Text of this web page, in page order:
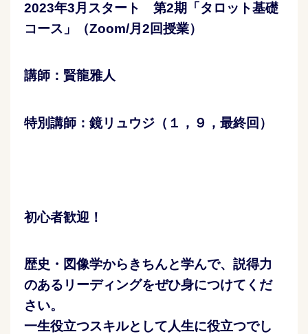
2023年3月スタート 第2期「タロット基礎
コース」（Zoom/月2回授業）
講師：賢龍雅人
特別講師：鏡リュウジ（１，９，最終回）
初心者歓迎！
歴史・図像学からきちんと学んで、説得力
のあるリーディングをぜひ身につけてくだ
さい。
一生役立つスキルとして人生に役立つでし